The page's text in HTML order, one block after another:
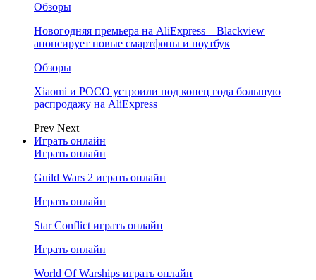
Обзоры
Новогодняя премьера на AliExpress – Blackview
анонсирует новые смартфоны и ноутбук
Обзоры
Xiaomi и POCO устроили под конец года большую
распродажу на AliExpress
Prev Next
Играть онлайн
Играть онлайн
Guild Wars 2 играть онлайн
Играть онлайн
Star Conflict играть онлайн
Играть онлайн
World Of Warships играть онлайн